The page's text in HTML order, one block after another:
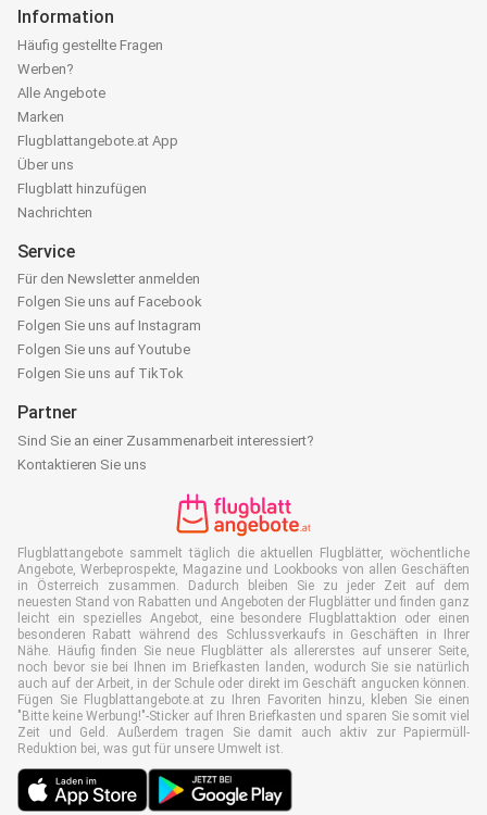
Information
Häufig gestellte Fragen
Werben?
Alle Angebote
Marken
Flugblattangebote.at App
Über uns
Flugblatt hinzufügen
Nachrichten
Service
Für den Newsletter anmelden
Folgen Sie uns auf Facebook
Folgen Sie uns auf Instagram
Folgen Sie uns auf Youtube
Folgen Sie uns auf TikTok
Partner
Sind Sie an einer Zusammenarbeit interessiert?
Kontaktieren Sie uns
Flugblattangebote sammelt täglich die aktuellen Flugblätter, wöchentliche
Angebote, Werbeprospekte, Magazine und Lookbooks von allen Geschäften
in Österreich zusammen. Dadurch bleiben Sie zu jeder Zeit auf dem
neuesten Stand von Rabatten und Angeboten der Flugblätter und finden ganz
leicht ein spezielles Angebot, eine besondere Flugblattaktion oder einen
besonderen Rabatt während des Schlussverkaufs in Geschäften in Ihrer
Nähe. Häufig finden Sie neue Flugblätter als allererstes auf unserer Seite,
noch bevor sie bei Ihnen im Briefkasten landen, wodurch Sie sie natürlich
auch auf der Arbeit, in der Schule oder direkt im Geschäft angucken können.
Fügen Sie Flugblattangebote.at zu Ihren Favoriten hinzu, kleben Sie einen
"Bitte keine Werbung!"-Sticker auf Ihren Briefkasten und sparen Sie somit viel
Zeit und Geld. Außerdem tragen Sie damit auch aktiv zur Papiermüll-
Reduktion bei, was gut für unsere Umwelt ist.